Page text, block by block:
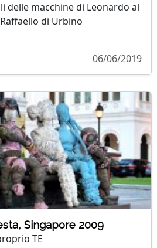
delle macchine di Leonardo al
di Urbino
06/06/2019
Singapore 2009
TE